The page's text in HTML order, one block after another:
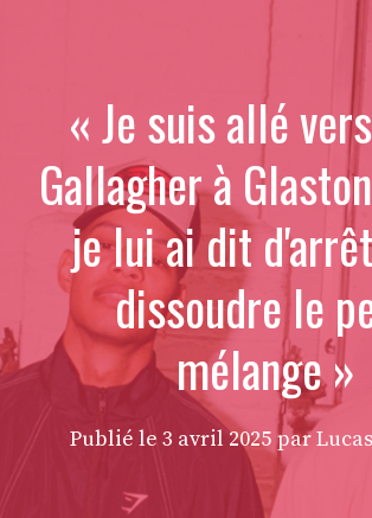
« Je suis allé
Gallagher à
je lui ai dit
dissoudre le
mélange »
Publié le 3 avril 2025 par